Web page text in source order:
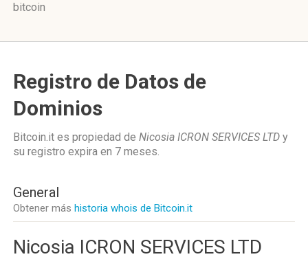
bitcoin
Registro de Datos de
Dominios
Bitcoin.it es propiedad de Nicosia ICRON SERVICES LTD y
su registro expira en 7 meses.
General
Obtener más historia whois de Bitcoin.it
Nicosia ICRON SERVICES LTD